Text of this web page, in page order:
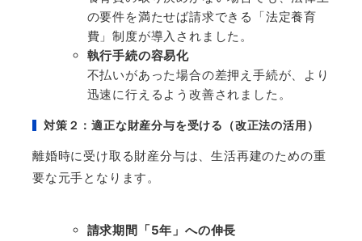
の要件を満たせば請求できる「法定養育
費」制度が導入されました。
執行手続の容易化
不払いがあった場合の差押え手続が、より
迅速に行えるよう改善されました。
対策２：適正な財産分与を受ける（改正法の活用）
離婚時に受け取る財産分与は、生活再建のための重
要な元手となります。
請求期間「5年」への伸長